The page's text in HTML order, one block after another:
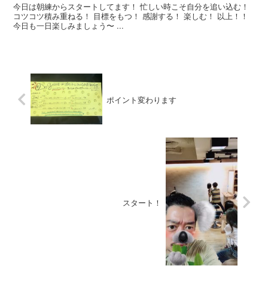
今日は朝練からスタートしてます！ 忙しい時こそ自分を追い込む！
コツコツ積み重ねる！ 目標をもつ！ 感謝する！ 楽しむ！ 以上！！
今日も一日楽しみましょう〜 ...
ポイント変わります
スタート！